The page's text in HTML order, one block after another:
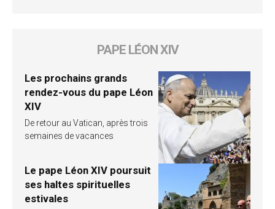
PAPE LÉON XIV
Les prochains grands
rendez-vous du pape Léon
XIV
De retour au Vatican, après trois
semaines de vacances
Le pape Léon XIV poursuit
ses haltes spirituelles
estivales